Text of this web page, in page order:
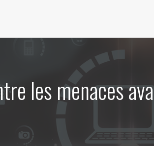
les menaces